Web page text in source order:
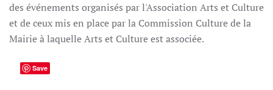
des événements organisés par l'Association Arts et Culture
et de ceux mis en place par la Commission Culture de la
Mairie à laquelle Arts et Culture est associée.
Save